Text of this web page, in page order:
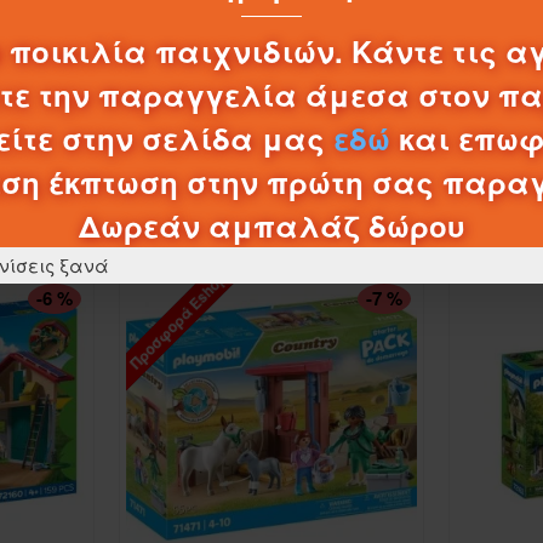
παιχνιδιών. Κάντε τις
την παραγγελία άμεσα στον
στην σελίδα μας εδώ και
έκπτωση στην πρώτη σας
Δωρεάν αμπαλάζ δώρου
ξανά
ΠΡΟΪΌΝΤΑ ΚΑΤΗΓΟΡΊΑΣ
-6 % ΠΤΏΣΗ ΤΙΜΉΣ
Προσφορά Eshop -7 %